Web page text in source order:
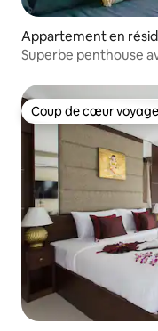
Appartement en
Superbe penthouse
Coup de cœur
Coup de cœur